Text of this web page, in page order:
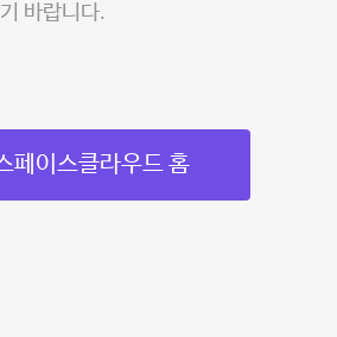
바랍니다.
페이스클라우드 홈